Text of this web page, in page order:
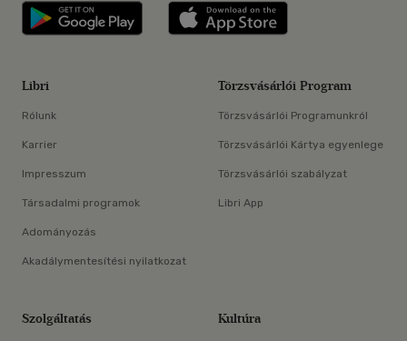
Libri applikáció Szerezd meg: Google
Libri
Rólunk
Karrier
Impresszum
Társadalmi programok
Adományozás
Akadálymentesítési nyilatkozat
Törzsvásárlói Program
Törzsvásárlói Programunkról
Törzsvásárlói Kártya egyenlege
Törzsvásárlói szabályzat
Libri App
Szolgáltatás Kultúra